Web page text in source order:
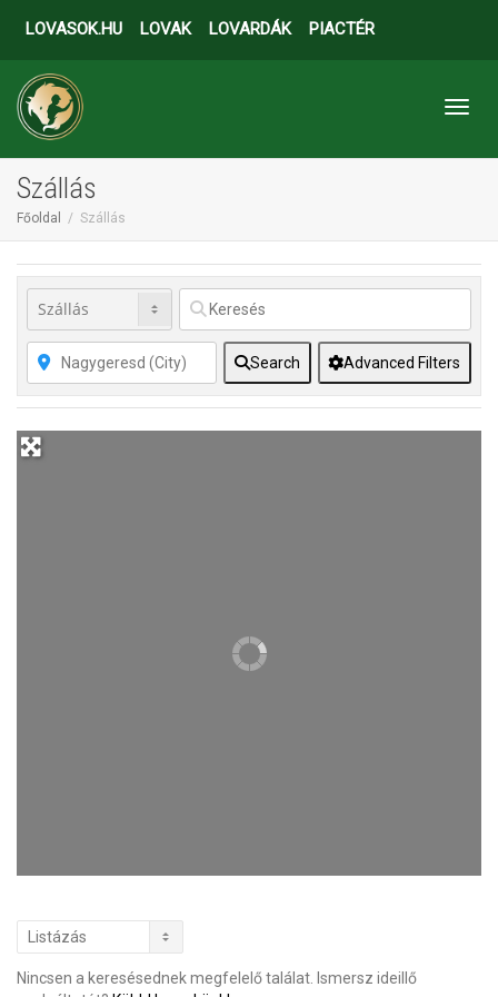
LOVASOK.HU LOVAK LOVARDÁK PIACTÉR
Szállás
Főoldal Szállás
Search Advanced Filters
Nincsen a keresésednek megfelelő találat. Ismersz ideillő